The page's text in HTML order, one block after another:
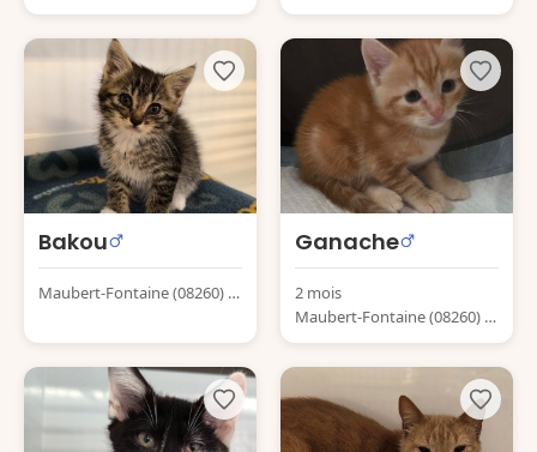
ance
ance
Bakou
Maubert-Fontaine (08260) Fr
Ganache
2 mois
Maubert-Fontaine (08260) Fr
ance